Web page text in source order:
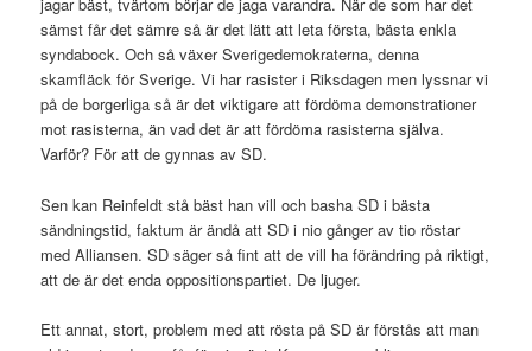
jagar bäst, tvärtom börjar de jaga varandra. När de som har det
sämst får det sämre så är det lätt att leta första, bästa enkla
syndabock. Och så växer Sverigedemokraterna, denna
skamfläck för Sverige. Vi har rasister i Riksdagen men lyssnar vi
på de borgerliga så är det viktigare att fördöma demonstrationer
mot rasisterna, än vad det är att fördöma rasisterna själva.
Varför? För att de gynnas av SD.
Sen kan Reinfeldt stå bäst han vill och basha SD i bästa
sändningstid, faktum är ändå att SD i nio gånger av tio röstar
med Alliansen. SD säger så fint att de vill ha förändring på riktigt,
att de är det enda oppositionspartiet. De ljuger.
Ett annat, stort, problem med att rösta på SD är förstås att man